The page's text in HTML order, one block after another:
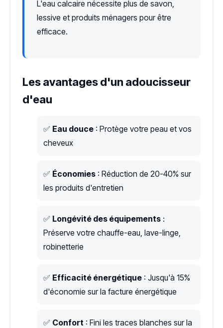
L'eau calcaire nécessite plus de savon,
lessive et produits ménagers pour être
efficace.
Les avantages d'un adoucisseur
d'eau
✅ Eau douce : Protège votre peau et vos
cheveux
✅ Économies : Réduction de 20-40% sur
les produits d'entretien
✅ Longévité des équipements :
Préserve votre chauffe-eau, lave-linge,
robinetterie
✅ Efficacité énergétique : Jusqu'à 15%
d'économie sur la facture énergétique
✅ Confort : Fini les traces blanches sur la